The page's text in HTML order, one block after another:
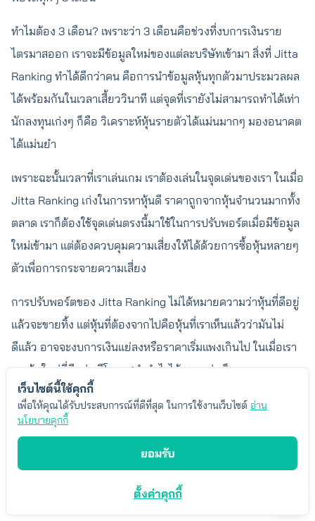
ทำไมต้อง 3 เดือน? เพราะว่า 3 เดือนคือช่วงที่งบการเงินราย
ไตรมาสออก เราจะมีข้อมูลใหม่ของแต่ละบริษัทเข้ามา สิ่งที่ Jitta
Ranking ทำได้ดีกว่าคน คือการนำข้อมูลหุ้นทุกตัวมาประมวลผล
ได้พร้อมกันในเวลาเสี้ยววินาที แต่จุดที่เรายังไม่สามารถทำได้เท่า
นักลงทุนเก่งๆ ก็คือ วิเคราะห์หุ้นรายตัวได้แม่นมากๆ มองอนาคต
ได้แม่นยำ
เพราะฉะนั้นเวลาที่เราเล่นเกม เราต้องเล่นในจุดเด่นของเรา ในเมื่อ
Jitta Ranking เก่งในการหาหุ้นดี ราคาถูกจากหุ้นจำนวนมากทั้ง
ตลาด เราก็ต้องใช้จุดเด่นตรงนี้มาใช้ในการปรับพอร์ตเมื่อมีข้อมูล
ใหม่เข้ามา แต่ต้องควบคุมความเสี่ยงให้ได้ด้วยการซื้อหุ้นหลายๆ
ตัวเพื่อการกระจายความเสี่ยง
การปรับพอร์ตของ Jitta Ranking ไม่ได้หมายความว่าหุ้นที่ดีอยู่
แล้วจะขายทิ้ง แต่หุ้นที่ต้องจากไปคือหุ้นที่เราเห็นแล้วว่ามันไม่
ดีแล้ว อาจจะงบการเงินแย่ลงหรือราคาเริ่มแพงเกินไป ในเมื่อเรา
เจอหุ้นใหม่ที่ดีกว่า มีโอกาสทำกำไรได้มากกว่า ก็ควรจะลงทุน
ตรงนั้น
หลังจากนั้นก็ใช้หลักความน่าจะเป็น ถ้ามีการกระจายความเสี่ยงที่
ถูกต้องก็น่าจะสร้างผลตอบแทนที่ดีขึ้นได้ และเมื่อเราทำ Back
test แล้วมาใช้กับพอร์ตจริงก็พบว่าผลตอบแทนดีกว่าตามที่สด
สอบ ต่อให้มีค่าธรรมเนียมซื้อขายมากขึ้นก็ตาม
เว็บไซต์นี้ใช้คุกกี้
เพื่อให้คุณได้รับประสบการณ์ที่ดีที่สุด ในการใช้งานเว็บไซต์ อ่าน
นโยบายคุกกี้
ยอมรับ
ตั้งค่าคุกกี้